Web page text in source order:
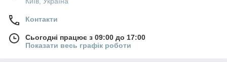
Контакти
Сьогодні працює з 09:00 до 17:00
Показати весь графік роботи